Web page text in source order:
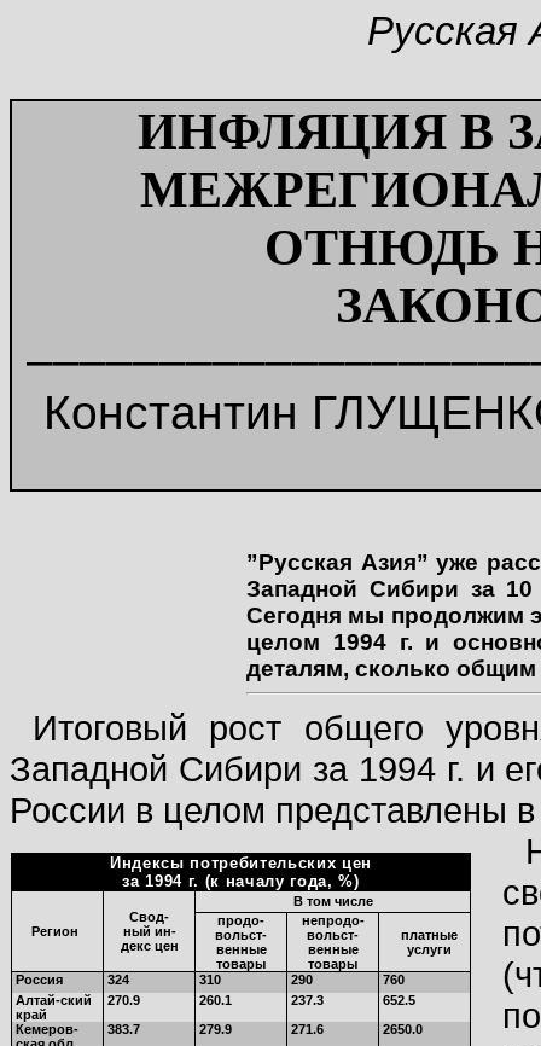
Русская
ИНФЛЯЦИЯ В
ОТНЮДЬ
Константин
”Русская Азия” уже
Западной Сибири за
Сегодня мы продолжим
целом 1994 г. и
деталям, сколько общим
Итоговый рост общего
Западной Сибири за 1994 г. и
России в целом представлены
Индексы потребительских цен
за 1994 г. (к началу года, %)
Регион
Свод-
ный ин-
декс цен
В том числе
продо-
вольст-
венные
товары
непродо-
вольст-
венные
товары
платные
услуги
Россия 324 310 290
760
Алтай-ский
кpай
270.9 260.1 237.3
652.5
Кемеpов-
383.7 279.9 271.6
2650.0